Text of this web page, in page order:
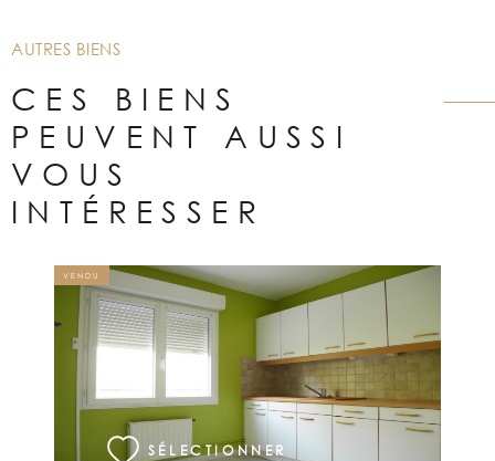
AUTRES BIENS
CES BIENS
PEUVENT AUSSI
VOUS
INTÉRESSER
VENDU
SÉLECTIONNER